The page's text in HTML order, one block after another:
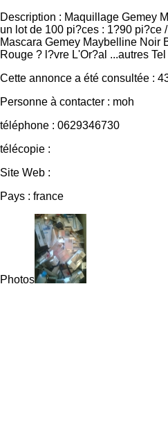
Description : Maquillage Gemey
un lot de 100 pi?ces : 1?90 pi?ce
Mascara Gemey Maybelline Noir
Rouge ? l?vre L'Or?al ...autres
Cette annonce a été consultée :
Personne à contacter : moh
téléphone : 0629346730
télécopie :
Site Web :
Pays : france
Photos